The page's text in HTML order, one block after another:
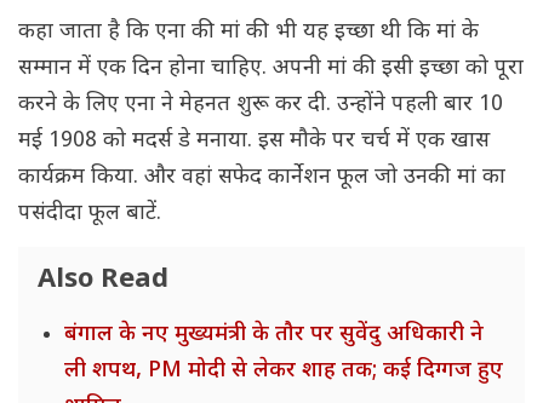
कहा जाता है कि एना की मां की भी यह इच्छा थी कि मां के
सम्मान में एक दिन होना चाहिए. अपनी मां की इसी इच्छा को पूरा
करने के लिए एना ने मेहनत शुरू कर दी. उन्होंने पहली बार 10
मई 1908 को मदर्स डे मनाया. इस मौके पर चर्च में एक खास
कार्यक्रम किया. और वहां सफेद कार्नेशन फूल जो उनकी मां का
पसंदीदा फूल बाटें.
Also Read
बंगाल के नए मुख्यमंत्री के तौर पर सुवेंदु अधिकारी ने
ली शपथ, PM मोदी से लेकर शाह तक; कई दिग्गज हुए